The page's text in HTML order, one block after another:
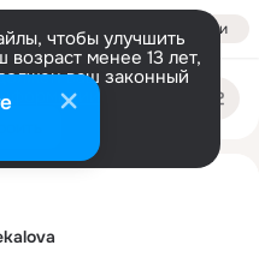
Войти
чтобы улучшить
возраст менее 13 лет,
ваш законный